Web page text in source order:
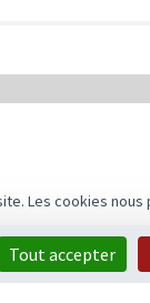
Les cookies
Tout accepter